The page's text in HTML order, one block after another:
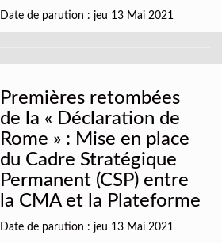
Date de parution : jeu 13 Mai 2021
Premières retombées
de la « Déclaration de
Rome » : Mise en place
du Cadre Stratégique
Permanent (CSP) entre
la CMA et la Plateforme
Date de parution : jeu 13 Mai 2021